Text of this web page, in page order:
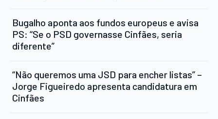
Bugalho aponta aos fundos europeus e avisa
PS: “Se o PSD governasse Cinfães, seria
diferente”
“Não queremos uma JSD para encher listas” –
Jorge Figueiredo apresenta candidatura em
Cinfães